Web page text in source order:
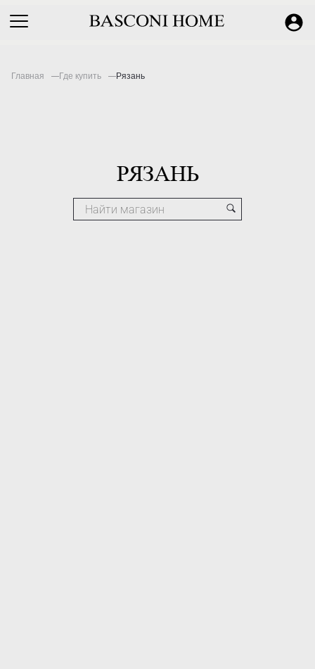
Главная Где купить Рязань
РЯЗАНЬ